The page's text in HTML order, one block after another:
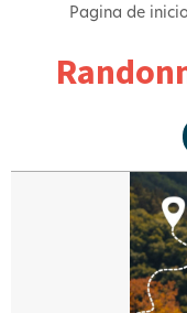
Pagina de inicio